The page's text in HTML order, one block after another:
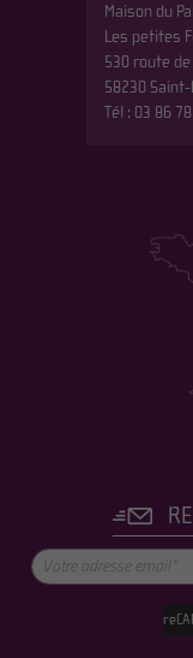
Maison du
Les petites
530 route de
58230
Tél : 03 86